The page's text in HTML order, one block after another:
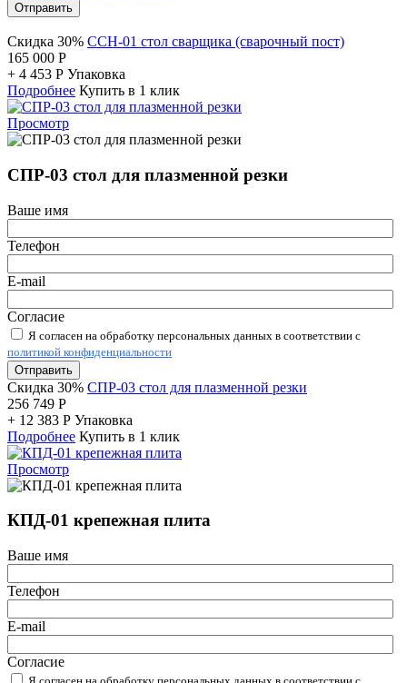
Отправить
Скидка 30% ССН-01 стол сварщика (сварочный пост)
165 000 Р
+ 4 453 Р Упаковка
Подробнее Купить в 1 клик
Просмотр
СПР-03 стол для плазменной резки
Ваше имя
Телефон
E-mail
Согласие
Я согласен на обработку персональных данных в соответствии с
политикой конфиденциальности
Отправить
Скидка 30% СПР-03 стол для плазменной резки
256 749 Р
+ 12 383 Р Упаковка
Подробнее Купить в 1 клик
Просмотр
КПД-01 крепежная плита
Ваше имя
Телефон
E-mail
Согласие